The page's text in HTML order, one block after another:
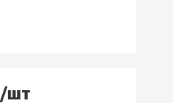
/шт